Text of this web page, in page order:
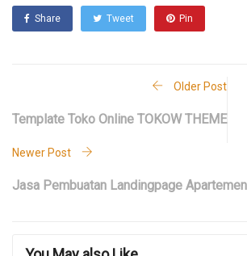
Share Tweet Pin
Older Post
Template Toko Online TOKOW THEME
Newer Post
Jasa Pembuatan Landingpage